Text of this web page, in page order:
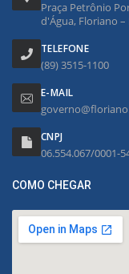
Praça Petrônio
d'Água, Floriano –
TELEFONE
(89) 3515-1100
E-MAIL
CNPJ
06.554.067/0001-
COMO CHEGAR